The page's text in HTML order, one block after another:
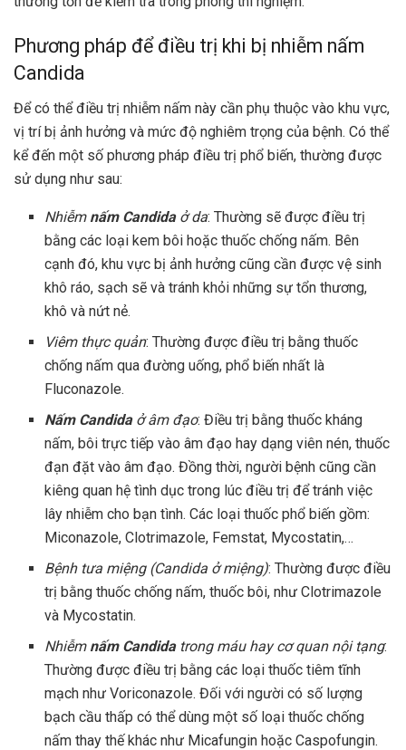
Phương pháp để điều trị khi bị nhiễm nấm
Candida
Để có thể điều trị nhiễm nấm này cần phụ thuộc vào khu vực,
vị trí bị ảnh hưởng và mức độ nghiêm trọng của bệnh. Có thể
kể đến một số phương pháp điều trị phổ biến, thường được
sử dụng như sau:
Nhiễm nấm Candidaở da: Thường sẽ được điều trị
bằng các loại kem bôi hoặc thuốc chống nấm. Bên
cạnh đó, khu vực bị ảnh hưởng cũng cần được vệ sinh
khô ráo, sạch sẽ và tránh khỏi những sự tổn thương,
khô và nứt nẻ.
Viêm thực quản: Thường được điều trị bằng thuốc
chống nấm qua đường uống, phổ biến nhất là
Fluconazole.
Nấm Candidaở âm đạo: Điều trị bằng thuốc kháng
nấm, bôi trực tiếp vào âm đạo hay dạng viên nén, thuốc
đạn đặt vào âm đạo. Đồng thời, người bệnh cũng cần
kiêng quan hệ tình dục trong lúc điều trị để tránh việc
lây nhiễm cho bạn tình. Các loại thuốc phổ biến gồm:
Miconazole, Clotrimazole, Femstat, Mycostatin,…
Bệnh tưa miệng (Candida ở miệng): Thường được điều
trị bằng thuốc chống nấm, thuốc bôi, như Clotrimazole
và Mycostatin.
Nhiễm nấm Candidatrong máu hay cơ quan nội tạng:
Thường được điều trị bằng các loại thuốc tiêm tĩnh
mạch như Voriconazole. Đối với người có số lượng
bạch cầu thấp có thể dùng một số loại thuốc chống
nấm thay thế khác như Micafungin hoặc Caspofungin.